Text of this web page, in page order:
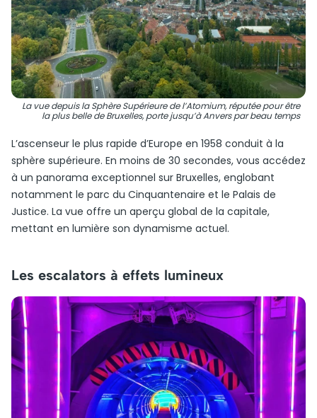
La vue depuis la Sphère Supérieure de l’Atomium, réputée pour être
la plus belle de Bruxelles, porte jusqu’à Anvers par beau temps
L’ascenseur le plus rapide d’Europe en 1958 conduit à la
sphère supérieure. En moins de 30 secondes, vous accédez
à un panorama exceptionnel sur Bruxelles, englobant
notamment le parc du Cinquantenaire et le Palais de
Justice. La vue offre un aperçu global de la capitale,
mettant en lumière son dynamisme actuel.
Les escalators à effets lumineux